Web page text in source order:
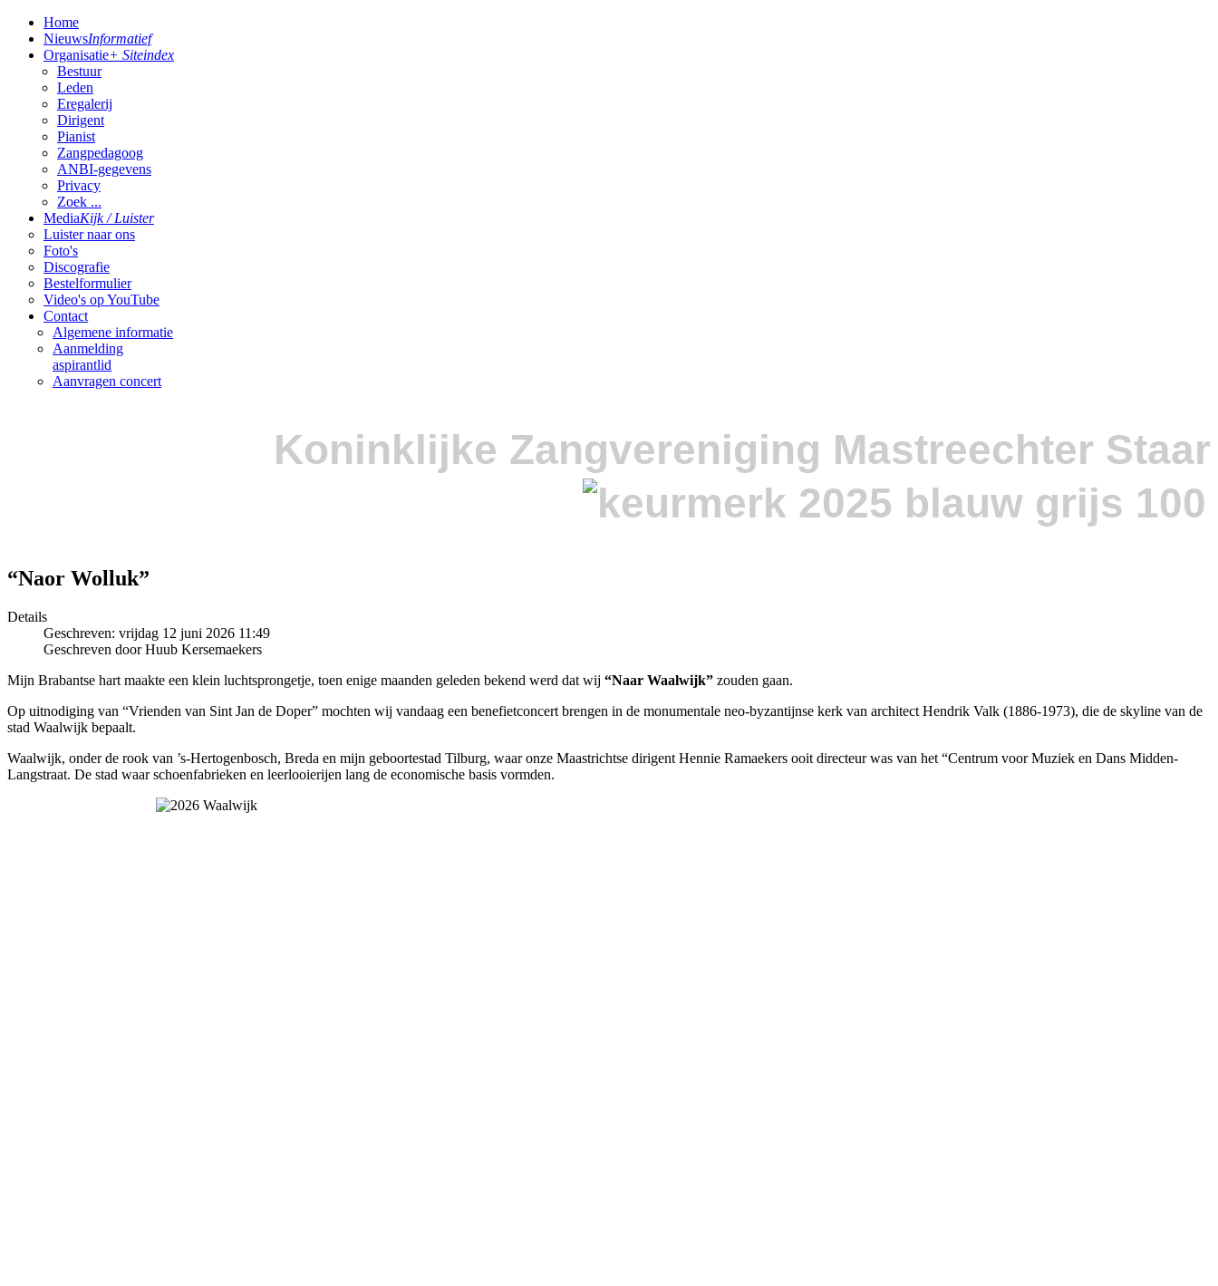
Home
NieuwsInformatief
Organisatie+ Siteindex
Bestuur
Leden
Eregalerij
Dirigent
Pianist
Zangpedagoog
ANBI-gegevens
Privacy
Zoek ...
MediaKijk / Luister
Luister naar ons
Foto's
Discografie
Bestelformulier
Video's op YouTube
Contact
Algemene informatie
Aanmelding
aspirantlid
Aanvragen concert
Koninklijke Zangvereniging Mastreechter Staar
“Naor Wolluk”
Details
Geschreven: vrijdag 12 juni 2026 11:49
Geschreven door Huub Kersemaekers
Mijn Brabantse hart maakte een klein luchtsprongetje, toen enige maanden geleden bekend werd dat wij “Naar Waalwijk” zouden gaan.
Op uitnodiging van “Vrienden van Sint Jan de Doper” mochten wij vandaag een benefietconcert brengen in de monumentale neo-byzantijnse kerk van architect Hendrik Valk (1886-1973), die de skyline van de
stad Waalwijk bepaalt.
Waalwijk, onder de rook van ’s-Hertogenbosch, Breda en mijn geboortestad Tilburg, waar onze Maastrichtse dirigent Hennie Ramaekers ooit directeur was van het “Centrum voor Muziek en Dans Midden-
Langstraat. De stad waar schoenfabrieken en leerlooierijen lang de economische basis vormden.